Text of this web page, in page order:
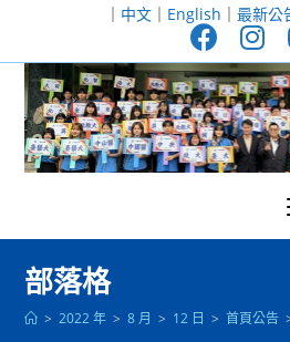
至
｜ 中文｜ English ｜ 最新公
部落格
> 2022 年 > 8 月 > 12 日 > 首頁公告